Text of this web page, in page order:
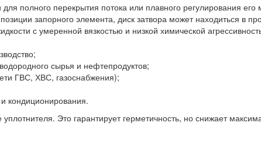
полного перекрытия потока или плавного регулирования
запорного элемента, диск затвора может находиться в
с умеренной вязкостью и низкой химической
сырья и нефтепродуктов;
ГВС, ХВС, газоснабжения);
кондиционирования.
уплотнителя. Это гарантирует герметичность, но снижает